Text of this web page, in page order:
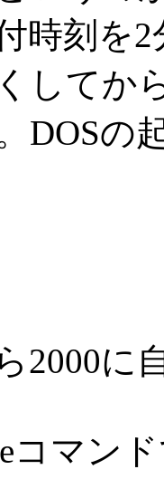
時刻を
してか
DOSの
2000
コマン